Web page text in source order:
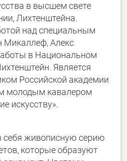
в высшем свете
Лихтенштейна.
над специальным
Микаллеф, Алекс
в Национальном
Является
Российской академии
молодым кавалером
искусству».
себя живописную серию
которые образуют